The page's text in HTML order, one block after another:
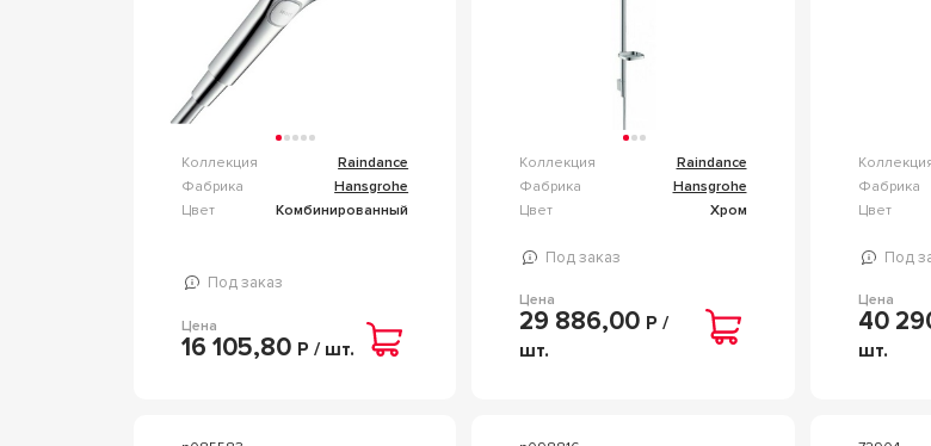
Коллекция
Raindance
Фабрика
Hansgrohe
Цвет
Комбинированный
Под заказ
Цена
16 105,80 Р / шт.
Коллекция
Raindance
Фабрика
Hansgrohe
Цвет
Хром
Под заказ
Цена
29 886,00 Р /
шт.
Фабрика
Цвет
Под
Цена
40
шт.